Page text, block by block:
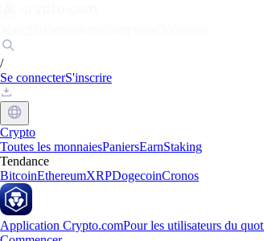
/
Se connecterS'inscrire
Crypto
Toutes les monnaiesPaniersEarnStaking
Tendance
BitcoinEthereumXRPDogecoinCronos
Application Crypto.comPour les utilisateurs du